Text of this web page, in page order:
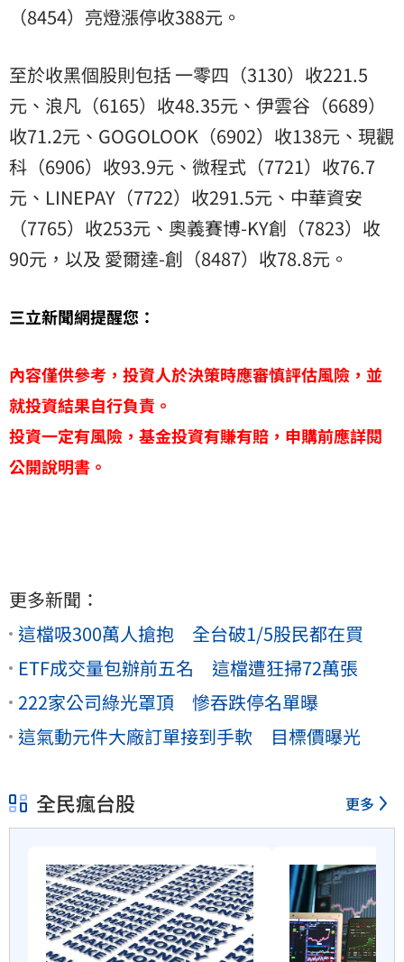
（8454）亮燈漲停收388元。
至於收黑個股則包括 一零四（3130）收221.5
元、浪凡（6165）收48.35元、伊雲谷（6689）
收71.2元、GOGOLOOK（6902）收138元、現觀
科（6906）收93.9元、微程式（7721）收76.7
元、LINEPAY（7722）收291.5元、中華資安
（7765）收253元、奧義賽博-KY創（7823）收
90元，以及 愛爾達-創（8487）收78.8元。
三立新聞網提醒您：
內容僅供參考，投資人於決策時應審慎評估風險，並
就投資結果自行負責。
投資一定有風險，基金投資有賺有賠，申購前應詳閱
公開說明書。
更多新聞：
這檔吸300萬人搶抱 全台破1/5股民都在買
ETF成交量包辦前五名 這檔遭狂掃72萬張
222家公司綠光罩頂 慘吞跌停名單曝
這氣動元件大廠訂單接到手軟 目標價曝光
全民瘋台股 更多